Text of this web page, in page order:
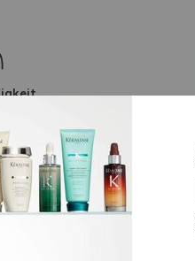
PFLEGE:
OHNE FRIZZ
+ Öl, 104 Teilnehmer